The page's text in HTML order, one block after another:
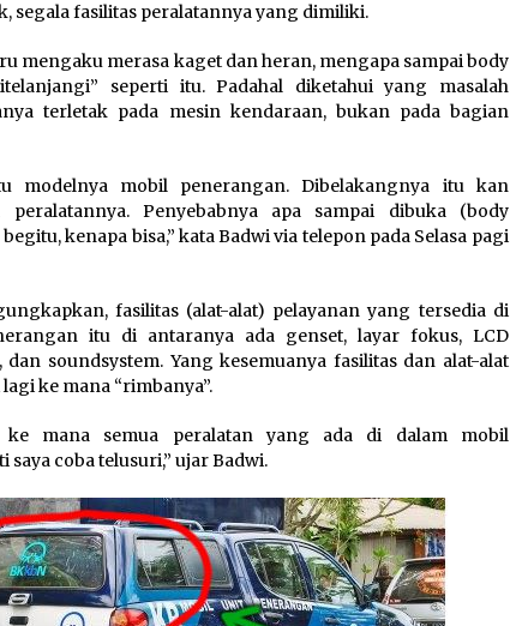
segala fasilitas peralatannya yang dimiliki.
mengaku merasa kaget dan heran, mengapa sampai body
seperti itu. Padahal diketahui yang masalah
terletak pada mesin kendaraan, bukan pada bagian
modelnya mobil penerangan. Dibelakangnya itu kan
Penyebabnya apa sampai dibuka (body
kenapa bisa,” kata Badwi via telepon pada Selasa pagi
fasilitas (alat-alat) pelayanan yang tersedia di
itu di antaranya ada genset, layar fokus, LCD
soundsystem. Yang kesemuanya fasilitas dan alat-alat
ke mana “rimbanya”.
ke mana semua peralatan yang ada di dalam mobil
saya coba telusuri,” ujar Badwi.